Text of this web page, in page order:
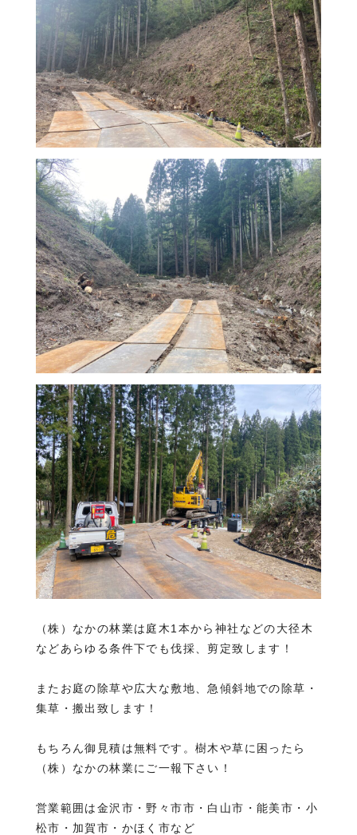
（株）なかの林業は庭木1本から神社などの大径木
などあらゆる条件下でも伐採、剪定致します！
またお庭の除草や広大な敷地、急傾斜地での除草・
集草・搬出致します！
もちろん御見積は無料です。樹木や草に困ったら
（株）なかの林業にご一報下さい！
営業範囲は金沢市・野々市市・白山市・能美市・小
松市・加賀市・かほく市など